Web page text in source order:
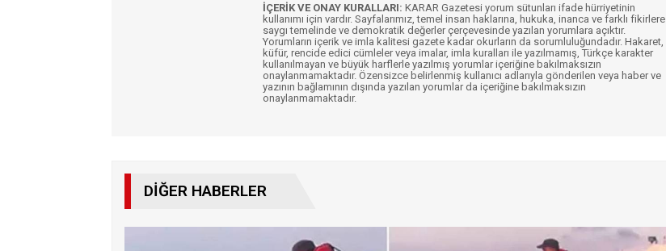
İÇERİK VE ONAY KURALLARI: KARAR Gazetesi yorum sütunları ifade hürriyetinin
kullanımı için vardır. Sayfalarımız, temel insan haklarına, hukuka, inanca ve farklı fikirlere
saygı temelinde ve demokratik değerler çerçevesinde yazılan yorumlara açıktır.
Yorumların içerik ve imla kalitesi gazete kadar okurların da sorumluluğundadır. Hakaret,
küfür, rencide edici cümleler veya imalar, imla kuralları ile yazılmamış, Türkçe karakter
kullanılmayan ve büyük harflerle yazılmış yorumlar içeriğine bakılmaksızın
onaylanmamaktadır. Özensizce belirlenmiş kullanıcı adlarıyla gönderilen veya haber ve
yazının bağlamının dışında yazılan yorumlar da içeriğine bakılmaksızın
onaylanmamaktadır.
DIĞER HABERLER